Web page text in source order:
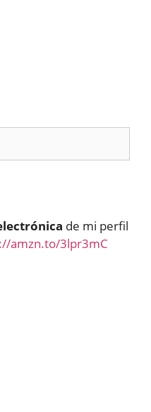
de mi perfil
amzn.to/3lpr3mC